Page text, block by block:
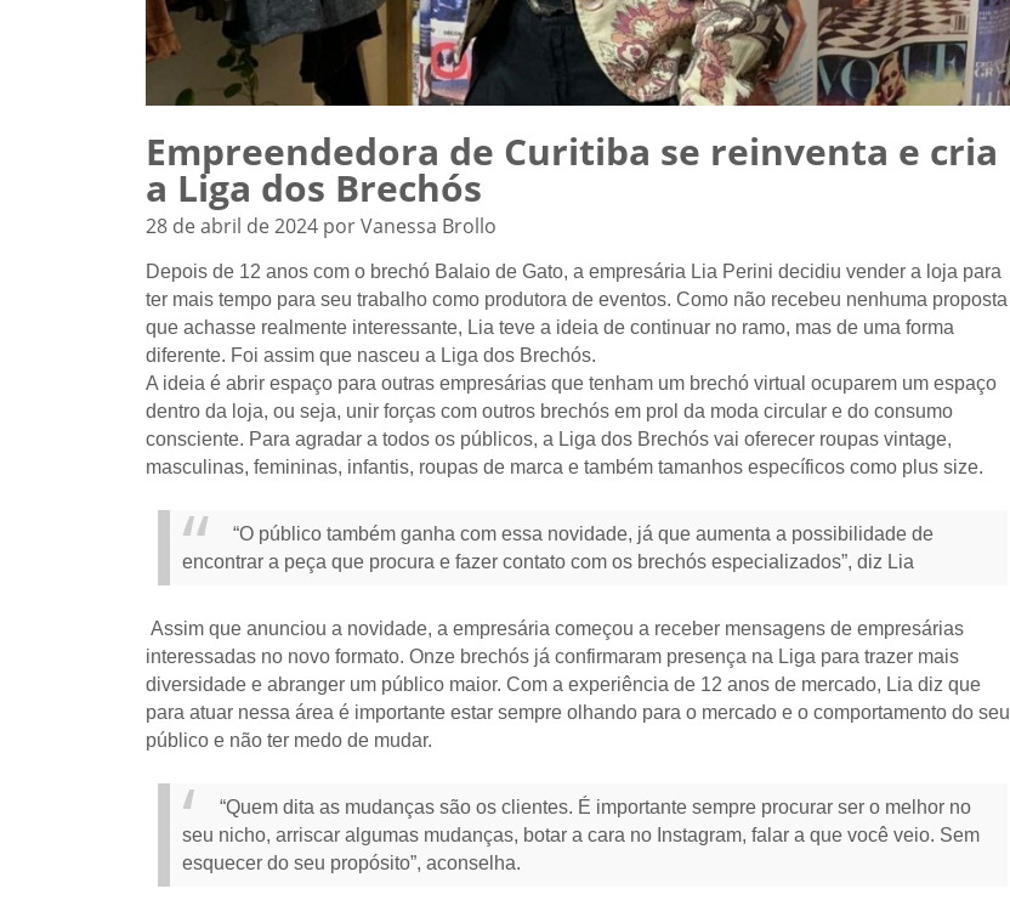
Empreendedora de Curitiba se reinventa e cria
a Liga dos Brechós
28 de abril de 2024 por Vanessa Brollo
Depois de 12 anos com o brechó Balaio de Gato, a empresária Lia Perini decidiu vender a loja para
ter mais tempo para seu trabalho como produtora de eventos. Como não recebeu nenhuma proposta
que achasse realmente interessante, Lia teve a ideia de continuar no ramo, mas de uma forma
diferente. Foi assim que nasceu a Liga dos Brechós.
A ideia é abrir espaço para outras empresárias que tenham um brechó virtual ocuparem um espaço
dentro da loja, ou seja, unir forças com outros brechós em prol da moda circular e do consumo
consciente. Para agradar a todos os públicos, a Liga dos Brechós vai oferecer roupas vintage,
masculinas, femininas, infantis, roupas de marca e também tamanhos específicos como plus size.
“O público também ganha com essa novidade, já que aumenta a possibilidade de
encontrar a peça que procura e fazer contato com os brechós especializados”, diz Lia
Assim que anunciou a novidade, a empresária começou a receber mensagens de empresárias
interessadas no novo formato. Onze brechós já confirmaram presença na Liga para trazer mais
diversidade e abranger um público maior. Com a experiência de 12 anos de mercado, Lia diz que
para atuar nessa área é importante estar sempre olhando para o mercado e o comportamento do seu
público e não ter medo de mudar.
“Quem dita as mudanças são os clientes. É importante sempre procurar ser o melhor no
seu nicho, arriscar algumas mudanças, botar a cara no Instagram, falar a que você veio. Sem
esquecer do seu propósito”, aconselha.